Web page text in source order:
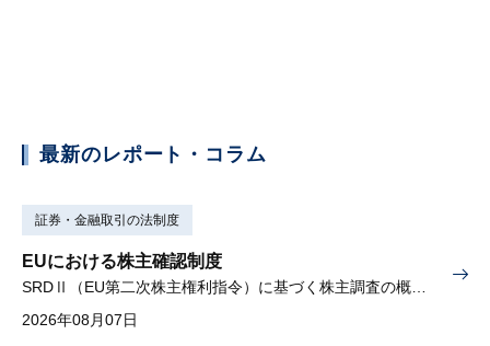
最新のレポート・コラム
証券・金融取引の法制度
EUにおける株主確認制度
2026年08月07日